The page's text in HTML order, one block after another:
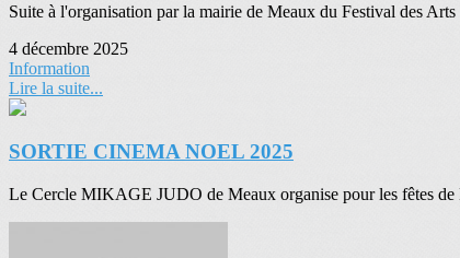
Suite à l'organisation par la mairie de Meaux du Festival des
4 décembre 2025
Information
Lire la suite...
SORTIE CINEMA NOEL 2025
Le Cercle MIKAGE JUDO de Meaux organise pour les fêtes de